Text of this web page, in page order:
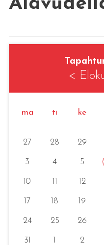
<
ma ti ke
27 28 29
3 4 5
10 12
17 18 19
24 25 26
31 2